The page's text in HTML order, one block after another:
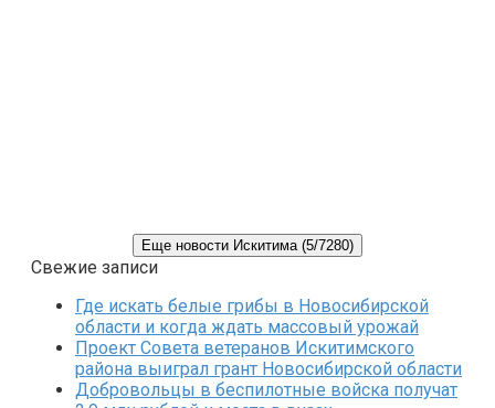
Еще новости Искитима (5/7280)
Свежие записи
Где искать белые грибы в Новосибирской
области и когда ждать массовый урожай
Проект Совета ветеранов Искитимского
района выиграл грант Новосибирской области
Добровольцы в беспилотные войска получат